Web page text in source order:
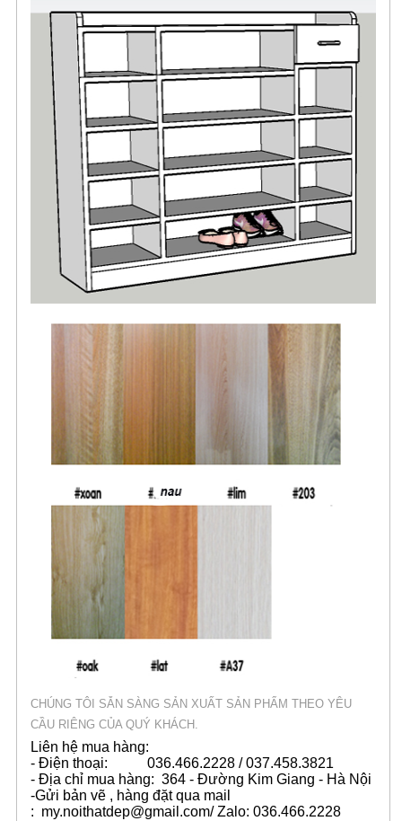
CHÚNG TÔI SẴN SÀNG SẢN XUẤT SẢN PHẨM THEO YÊU
CẦU RIÊNG CỦA QUÝ KHÁCH.
Liên hệ mua hàng:
- Điện thoại: 036.466.2228 / 037.458.3821
- Địa chỉ mua hàng: 364 - Đường Kim Giang - Hà Nội
-Gửi bản vẽ , hàng đặt qua mail
: my.noithatdep@gmail.com/ Zalo: 036.466.2228